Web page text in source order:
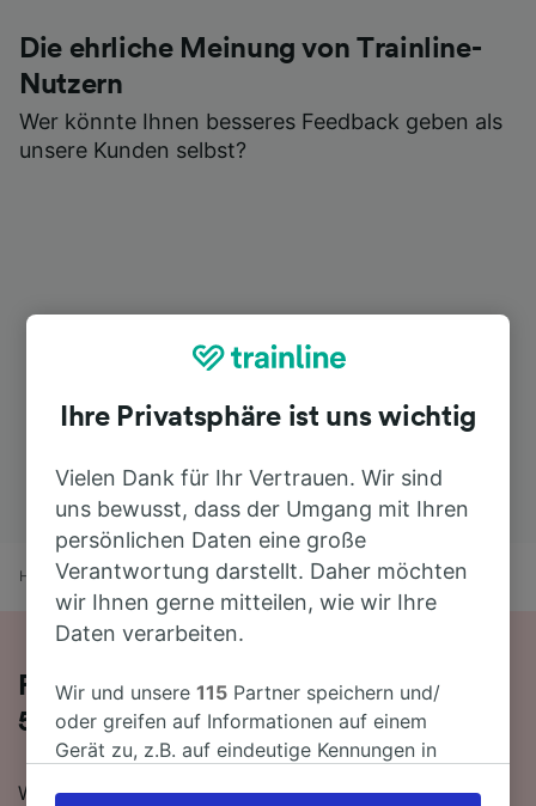
Die ehrliche Meinung von Trainline-
Nutzern
Wer könnte Ihnen besseres Feedback geben als
unsere Kunden selbst?
Home Bahnfahrplan Grenoble nach Zürich
Fahren Sie mit dem Zug in 5 Stunden
58 Minuten von Grenoble nach Zürich
Wenn Sie mit dem Zug von Grenoble nach Zürich
Ihre Privatsphäre ist uns wichtig
Vielen Dank für Ihr Vertrauen. Wir sind
uns bewusst, dass der Umgang mit Ihren
persönlichen Daten eine große
Verantwortung darstellt. Daher möchten
wir Ihnen gerne mitteilen, wie wir Ihre
Daten verarbeiten.
Wir und unsere115 Partner speichern und/
oder greifen auf Informationen auf einem
Gerät zu, z.B. auf eindeutige Kennungen in